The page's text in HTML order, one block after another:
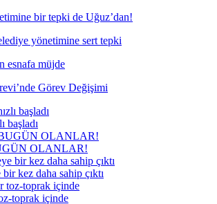
bir tepki de Uğuz’dan!
yönetimine sert tepki
esnafa müjde
Görev Değişimi
başladı
OLANLAR!
kez daha sahip çıktı
toprak içinde